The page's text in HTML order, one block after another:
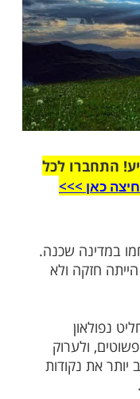
לכל
>>>​